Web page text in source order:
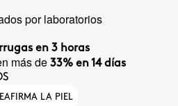
por laboratorios
en 3 horas
más de 33% en 14 días
LA PIEL